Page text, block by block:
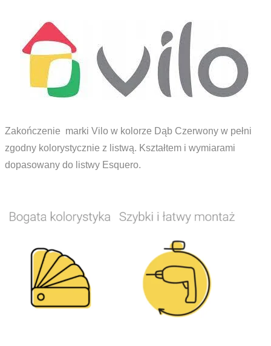
Czerwony
Zakończenie marki Vilo w kolorze Dąb Czerwony w pełni
zgodny kolorystycznie z listwą. Kształtem i wymiarami
dopasowany do listwy Esquero.